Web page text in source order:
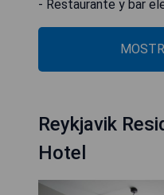
- Restaurante y bar
Reykjavik
Hotel